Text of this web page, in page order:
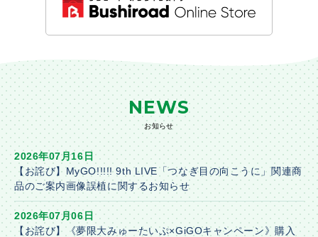
NEWS
お知らせ
2026年07月16日
【お詫び】MyGO!!!!! 9th LIVE「つなぎ目の向こうに」関連商
品のご案内画像誤植に関するお知らせ
2026年07月06日
【お詫び】《夢限大みゅーたいぷ×GiGOキャンペーン》購入